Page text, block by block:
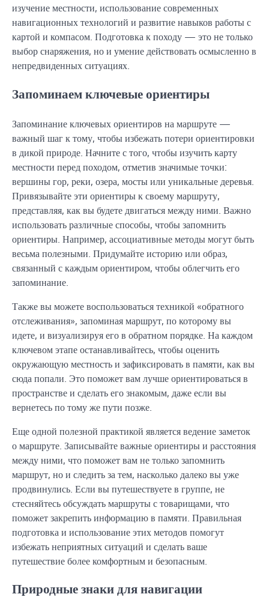
изучение местности, использование современных
навигационных технологий и развитие навыков работы с
картой и компасом. Подготовка к походу — это не только
выбор снаряжения, но и умение действовать осмысленно в
непредвиденных ситуациях.
Запоминаем ключевые ориентиры
Запоминание ключевых ориентиров на маршруте —
важный шаг к тому, чтобы избежать потери ориентировки
в дикой природе. Начните с того, чтобы изучить карту
местности перед походом, отметив значимые точки:
вершины гор, реки, озера, мосты или уникальные деревья.
Привязывайте эти ориентиры к своему маршруту,
представляя, как вы будете двигаться между ними. Важно
использовать различные способы, чтобы запомнить
ориентиры. Например, ассоциативные методы могут быть
весьма полезными. Придумайте историю или образ,
связанный с каждым ориентиром, чтобы облегчить его
запоминание.
Также вы можете воспользоваться техникой «обратного
отслеживания», запоминая маршрут, по которому вы
идете, и визуализируя его в обратном порядке. На каждом
ключевом этапе останавливайтесь, чтобы оценить
окружающую местность и зафиксировать в памяти, как вы
сюда попали. Это поможет вам лучше ориентироваться в
пространстве и сделать его знакомым, даже если вы
вернетесь по тому же пути позже.
Еще одной полезной практикой является ведение заметок
о маршруте. Записывайте важные ориентиры и расстояния
между ними, что поможет вам не только запомнить
маршрут, но и следить за тем, насколько далеко вы уже
продвинулись. Если вы путешествуете в группе, не
стесняйтесь обсуждать маршруты с товарищами, что
поможет закрепить информацию в памяти. Правильная
подготовка и использование этих методов помогут
избежать неприятных ситуаций и сделать ваше
путешествие более комфортным и безопасным.
Природные знаки для навигации